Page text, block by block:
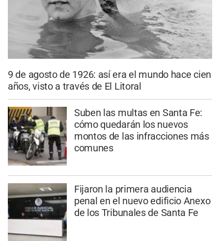
9 de agosto de 1926: así era el mundo hace cien
años, visto a través de El Litoral
Suben las multas en Santa Fe:
cómo quedarán los nuevos
montos de las infracciones más
comunes
Fijaron la primera audiencia
penal en el nuevo edificio Anexo
de los Tribunales de Santa Fe